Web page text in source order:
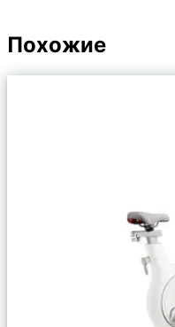
Похожие